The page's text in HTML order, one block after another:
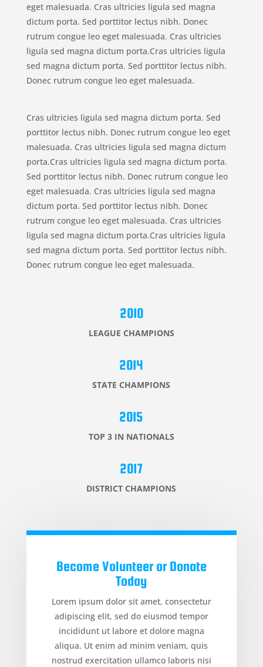
eget malesuada. Cras ultricies ligula sed magna
dictum porta. Sed porttitor lectus nibh. Donec
rutrum congue leo eget malesuada. Cras ultricies
ligula sed magna dictum porta.Cras ultricies ligula
sed magna dictum porta. Sed porttitor lectus nibh.
Donec rutrum congue leo eget malesuada.
Cras ultricies ligula sed magna dictum porta. Sed
porttitor lectus nibh. Donec rutrum congue leo eget
malesuada. Cras ultricies ligula sed magna dictum
porta.Cras ultricies ligula sed magna dictum porta.
Sed porttitor lectus nibh. Donec rutrum congue leo
eget malesuada. Cras ultricies ligula sed magna
dictum porta. Sed porttitor lectus nibh. Donec
rutrum congue leo eget malesuada. Cras ultricies
ligula sed magna dictum porta.Cras ultricies ligula
sed magna dictum porta. Sed porttitor lectus nibh.
Donec rutrum congue leo eget malesuada.
2010
LEAGUE CHAMPIONS
2014
STATE CHAMPIONS
2015
TOP 3 IN NATIONALS
2017
DISTRICT CHAMPIONS
Become Volunteer or Donate
Today
Lorem ipsum dolor sit amet, consectetur
adipiscing elit, sed do eiusmod tempor
incididunt ut labore et dolore magna
aliqua. Ut enim ad minim veniam, quis
nostrud exercitation ullamco laboris nisi